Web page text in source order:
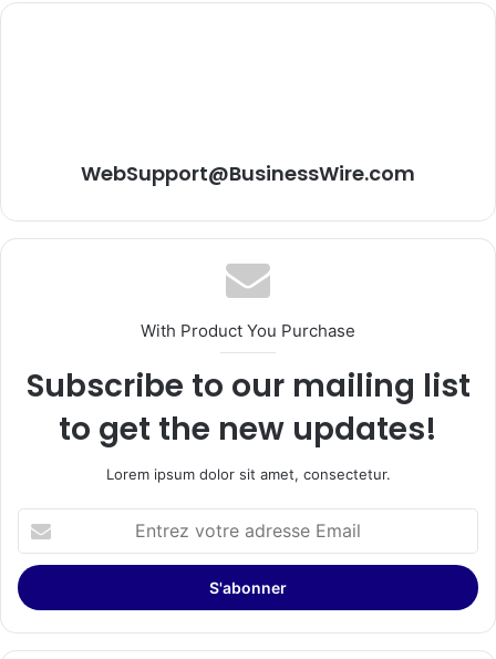
WebSupport@BusinessWire.com
With Product You Purchase
Subscribe to our mailing list
to get the new updates!
Lorem ipsum dolor sit amet, consectetur.
votre
adresse
Email